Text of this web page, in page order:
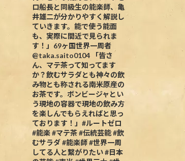
ロ船長と同級生の能楽師、亀
井雄二が分かりやすく解説し
ていきます。能で使う能面
も、実際に間近で見られま
す！」69ヶ国世界一周者
@taka.saito0104 「皆さ
ん、マテ茶って知ってます
か？飲むサラダとも神々の飲
み物とも称される南米原産の
お茶です。ボンビージャとい
う現地の容器で現地の飲み方
を楽しんでもらえればと思っ
ております！」#ルートゼロ
#能楽 #マテ茶 #伝統芸能 #飲
むサラダ #能楽師 #世界一周
してる人と繋がりたい #日本